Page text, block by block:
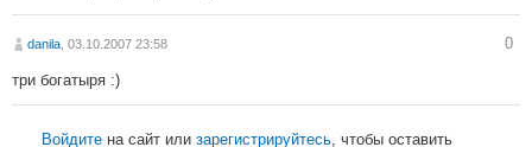
danila , 03.10.2007 23:58 0
три богатыря :)
Войдите на сайт или зарегистрируйтесь , чтобы оставить